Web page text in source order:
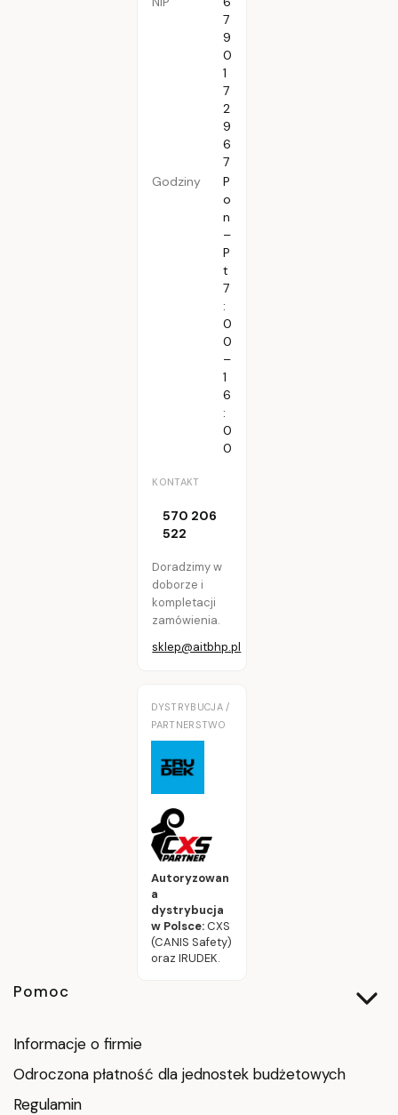
7
9
0
1
7
2
9
6
7
Godziny
P
o
n
–
P
t
7
:
0
0
–
1
6
:
0
0
KONTAKT
570 206
522
Doradzimy w
doborze i
kompletacji
zamówienia.
sklep@aitbhp.pl
DYSTRYBUCJA /
PARTNERSTWO
Autoryzowan
a
dystrybucja
w Polsce:CXS
(CANIS Safety)
oraz IRUDEK.
Linki w stopce
Pomoc
Informacje o firmie
Odroczona płatność dla jednostek budżetowych
Regulamin